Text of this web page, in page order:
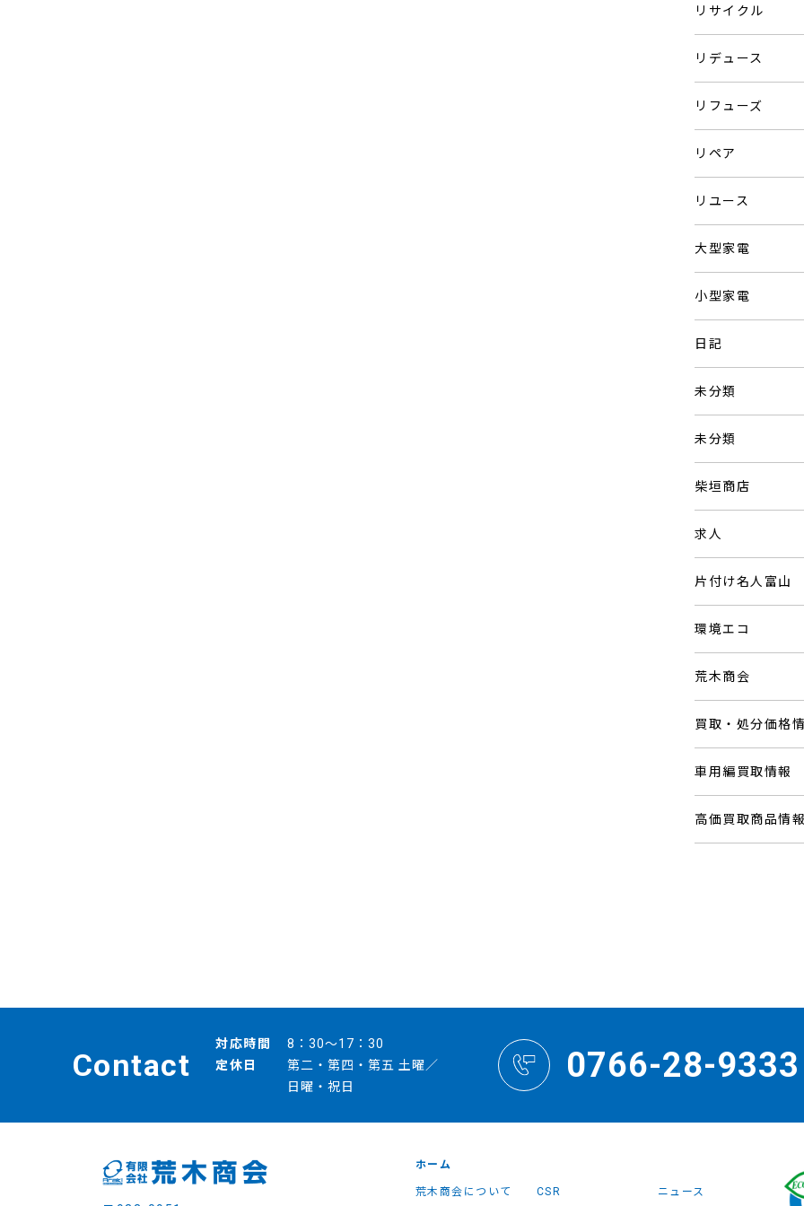
リサイクル
リデュース
リフューズ
リペア
リユース
大型家電
小型家電
日記
未分類
未分類
柴垣商店
求人
片付け名人富山
環境エコ
荒木商会
買取・処分価格
車用編買取情報
高価買取商品情
Contact
対応時間
8：30～17：30
定休日
第二・第四・第五 土曜／
日曜・祝日
0766-28-9333
ホーム
荒木商会について CSR ニュース